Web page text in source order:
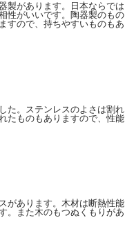
製があります。日本ならでは
性がいいです。陶器製のもの
すので、持ちやすいものもあ
た。ステンレスのよさは割れ
たものもありますので、性能
があります。木材は断熱性能
。また木のもつぬくもりがあ